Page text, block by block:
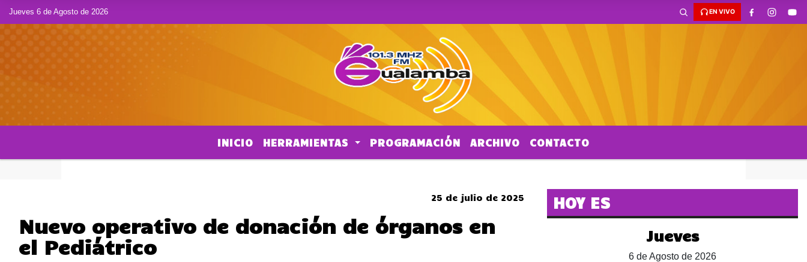
Jueves 6 de Agosto de 2026 EN VIVO
INICIO HERRAMIENTAS PROGRAMACIÓN ARCHIVO CONTACTO
25 de julio de 2025
Nuevo operativo de donación de órganos en
el Pediátrico
HOY ES
Jueves
6 de Agosto de 2026